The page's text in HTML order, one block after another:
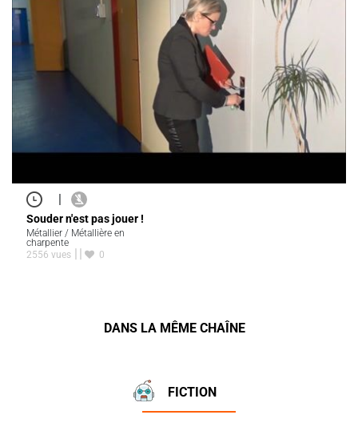
|
Souder n'est pas jouer !
Métallier / Métallière en
charpente
2556 vues
0
DANS LA MÊME CHAÎNE
FICTION